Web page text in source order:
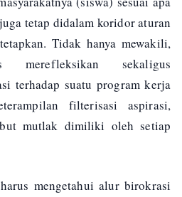
tetap didalam koridor aturan
Tidak hanya mewakili,
sekaligus
terhadap suatu program kerja
filterisasi aspirasi,
mutlak dimiliki oleh setiap
mengetahui alur birokrasi